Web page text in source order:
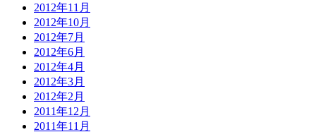
2012年11月
2012年10月
2012年7月
2012年6月
2012年4月
2012年3月
2012年2月
2011年12月
2011年11月